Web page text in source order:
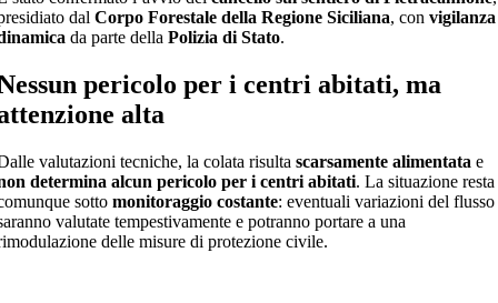
dalCorpo Forestale della Regione Siciliana, convigilanza
da parte dellaPolizia di Stato.
pericolo per i centri abitati, ma
alta
valutazioni tecniche, la colata risultascarsamente alimentata e
determina alcun pericolo per i centri abitati. La situazione resta
sottomonitoraggio costante: eventuali variazioni del flusso
valutate tempestivamente e potranno portare a una
delle misure di protezione civile.